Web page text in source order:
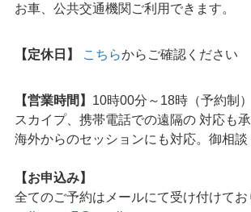
お車、公共交通機関ご利用できます。
【定休日】 こちらからご確認ください
【営業時間】 10時00分～18時（予約制）
スカイプ、携帯電話での遠隔の 対応も承
海外からのセッションにも対応。御相談
【お申込み】
全てのご予約はメールにて受け付けてお